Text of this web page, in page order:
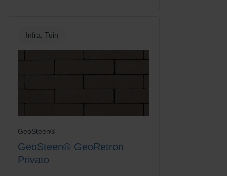
Infra, Tuin
GeoSteen®
GeoSteen® GeoRetron
Privato